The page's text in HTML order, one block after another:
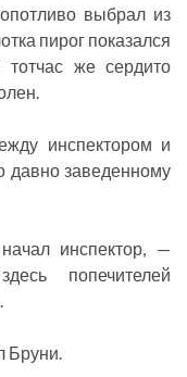
выбрал из
пирог показался
же сердито
инспектором и
давно заведенному
инспектор, —
попечителей
Бруни.